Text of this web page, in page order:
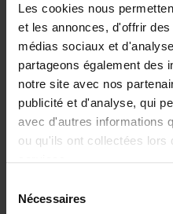
Les cookies nous
et les annonces, d'offrir
médias sociaux et
partageons également des
notre site avec nos
publicité et d'analyse, qui
avec d'autres informations
ou qu'ils ont collectées lors
Nécessaires
Jochen Roef
€29,